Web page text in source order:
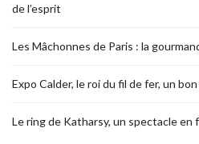
de l’esprit
Les Mâchonnes de Paris : la
Expo Calder, le roi du fil de fer, un
Le ring de Katharsy, un spectacle en